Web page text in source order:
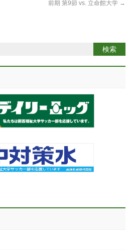
前期 第9節 vs. 立命館大学 →